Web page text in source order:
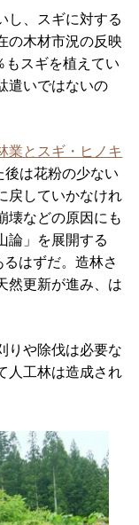
し、スギに対する
の木材市況の反映
もスギを植えてい
遣いではないの
業とスギ・ヒノキ
後は花粉の少ない
戻していかなけれ
壊などの原因にも
論」を展開する
はずだ。造林さ
然更新が進み、は
りや除伐は必要な
人工林は造成され